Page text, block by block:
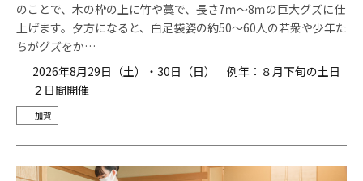
のことで、木の枠の上に竹や藁で、長さ7ｍ～8ｍの巨大グズに仕
上げます。夕方になると、白足袋姿の約50～60人の若衆や少年た
ちがグズをか…
2026年8月29日（土）・30日（日） 例年：８月下旬の土日
２日間開催
加賀